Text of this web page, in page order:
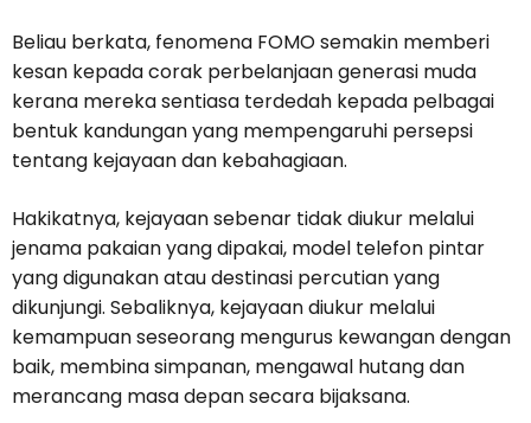
Beliau berkata, fenomena FOMO semakin memberi
kesan kepada corak perbelanjaan generasi muda
kerana mereka sentiasa terdedah kepada pelbagai
bentuk kandungan yang mempengaruhi persepsi
tentang kejayaan dan kebahagiaan.
Hakikatnya, kejayaan sebenar tidak diukur melalui
jenama pakaian yang dipakai, model telefon pintar
yang digunakan atau destinasi percutian yang
dikunjungi. Sebaliknya, kejayaan diukur melalui
kemampuan seseorang mengurus kewangan dengan
baik, membina simpanan, mengawal hutang dan
merancang masa depan secara bijaksana.